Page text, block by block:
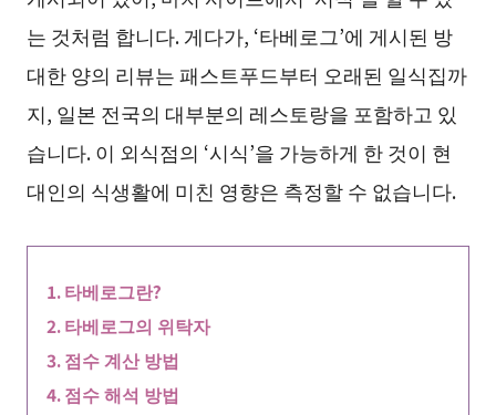
는 것처럼 합니다. 게다가, ‘타베로그’에 게시된 방
대한 양의 리뷰는 패스트푸드부터 오래된 일식집까
지, 일본 전국의 대부분의 레스토랑을 포함하고 있
습니다. 이 외식점의 ‘시식’을 가능하게 한 것이 현
대인의 식생활에 미친 영향은 측정할 수 없습니다.
타베로그란?
타베로그의 위탁자
점수 계산 방법
점수 해석 방법